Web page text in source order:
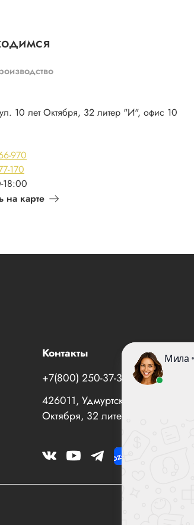
10 лет Октября, 32 литер "И", офис 10
970
170
18:00
на карте
Контакты
+7(800) 250-37-35
426011, Удмуртская
Октября, 32 литер "И", офис 10